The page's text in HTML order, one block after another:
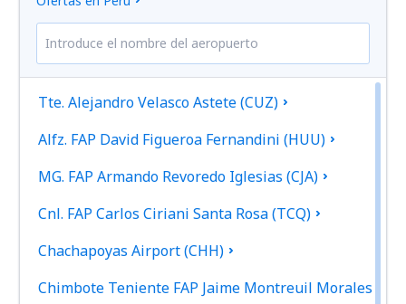
Tte. Alejandro Velasco Astete (CUZ)
Alfz. FAP David Figueroa Fernandini (HUU)
MG. FAP Armando Revoredo Iglesias (CJA)
Cnl. FAP Carlos Ciriani Santa Rosa (TCQ)
Chachapoyas Airport (CHH)
Chimbote Teniente FAP Jaime Montreuil Morales